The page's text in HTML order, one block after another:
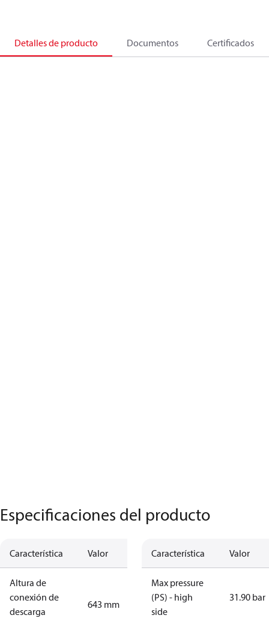
Detalles de producto Documentos Certificados
Especificaciones del producto
Característica Valor
Altura de
conexión de
descarga
643 mm
Característica Valor
Max pressure
(PS) - high
side
31.90 bar